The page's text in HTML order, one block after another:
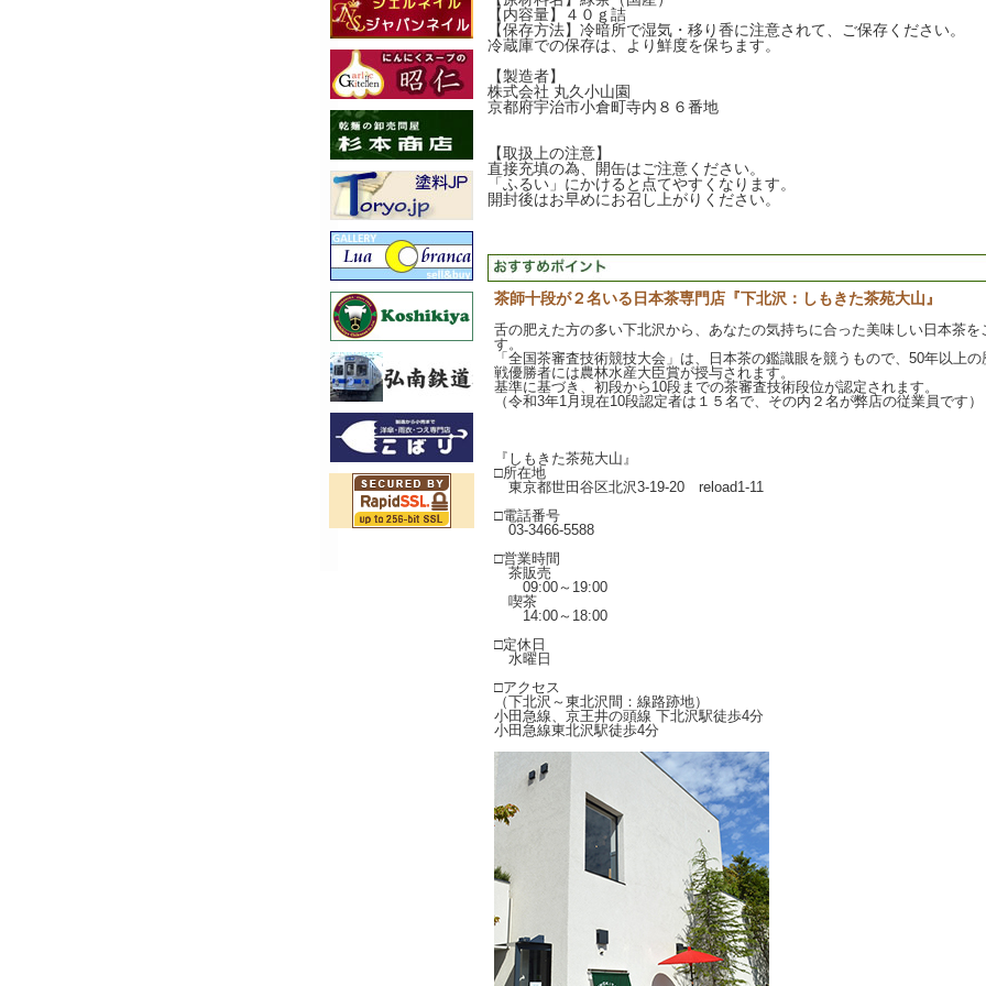
【内容量】４０ｇ詰
【保存方法】冷暗所で湿気・移り香に注意されて、ご保存ください。
冷蔵庫での保存は、より鮮度を保ちます。
【製造者】
株式会社 丸久小山園
京都府宇治市小倉町寺内８６番地
【取扱上の注意】
直接充填の為、開缶はご注意ください。
「ふるい」にかけると点てやすくなります。
開封後はお早めにお召し上がりください。
茶師十段が２名いる日本茶専門店『下北沢：しもきた茶苑大山』
舌の肥えた方の多い下北沢から、あなたの気持ちに合った美味しい日本茶
す。
「全国茶審査技術競技大会」は、日本茶の鑑識眼を競うもので、50年以上
戦優勝者には農林水産大臣賞が授与されます。
基準に基づき、初段から10段までの茶審査技術段位が認定されます。
（令和3年1月現在10段認定者は１５名で、その内２名が弊店の従業員です）
『しもきた茶苑大山』
□所在地
東京都世田谷区北沢3-19-20 reload1-11
□電話番号
03-3466-5588
□営業時間
茶販売
09:00～19:00
喫茶
14:00～18:00
□定休日
水曜日
□アクセス
（下北沢～東北沢間：線路跡地）
小田急線、京王井の頭線 下北沢駅徒歩4分
小田急線東北沢駅徒歩4分